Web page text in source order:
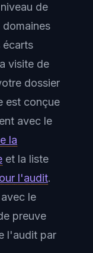
de
écarts
visite de
dossier
est conçue
avec le
la
et la liste
l'audit.
le
preuve
l'audit par